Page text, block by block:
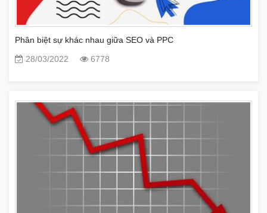
Phân biệt sự khác nhau giữa SEO và PPC
28/03/2022
6778